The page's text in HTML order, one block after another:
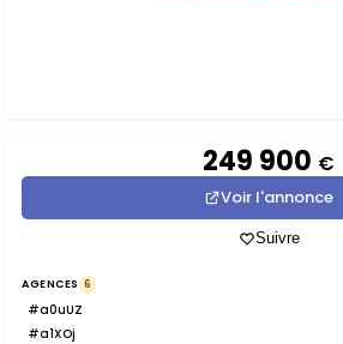
249 900 €
Voir l'annonce
Suivre
AGENCES 6
#a0uUZ
#a1XOj